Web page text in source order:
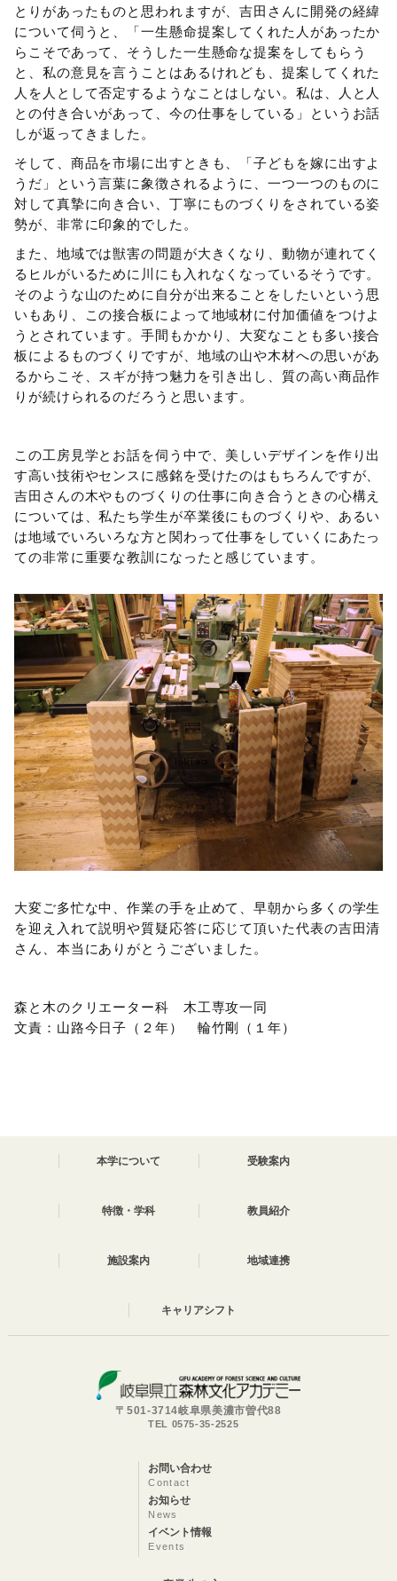
とりがあったものと思われますが、吉田さんに開発の経緯
について伺うと、「一生懸命提案してくれた人があったか
らこそであって、そうした一生懸命な提案をしてもらう
と、私の意見を言うことはあるけれども、提案してくれた
人を人として否定するようなことはしない。私は、人と人
との付き合いがあって、今の仕事をしている」というお話
しが返ってきました。
そして、商品を市場に出すときも、「子どもを嫁に出すよ
うだ」という言葉に象徴されるように、一つ一つのものに
対して真摯に向き合い、丁寧にものづくりをされている姿
勢が、非常に印象的でした。
また、地域では獣害の問題が大きくなり、動物が連れてく
るヒルがいるために川にも入れなくなっているそうです。
そのような山のために自分が出来ることをしたいという思
いもあり、この接合板によって地域材に付加価値をつけよ
うとされています。手間もかかり、大変なことも多い接合
板によるものづくりですが、地域の山や木材への思いがあ
るからこそ、スギが持つ魅力を引き出し、質の高い商品作
りが続けられるのだろうと思います。
この工房見学とお話を伺う中で、美しいデザインを作り出
す高い技術やセンスに感銘を受けたのはもちろんですが、
吉田さんの木やものづくりの仕事に向き合うときの心構え
については、私たち学生が卒業後にものづくりや、あるい
は地域でいろいろな方と関わって仕事をしていくにあたっ
ての非常に重要な教訓になったと感じています。
大変ご多忙な中、作業の手を止めて、早朝から多くの学生
を迎え入れて説明や質疑応答に応じて頂いた代表の吉田清
さん、本当にありがとうございました。
森と木のクリエーター科 木工専攻一同
文責：山路今日子（２年） 輪竹剛（１年）
本学について 受験案内
特徴・学科 教員紹介
施設案内 地域連携
キャリアシフト
〒501-3714岐阜県美濃市曽代88
TEL 0575-35-2525
お問い合わせ
Contact
お知らせ
News
イベント情報
Events